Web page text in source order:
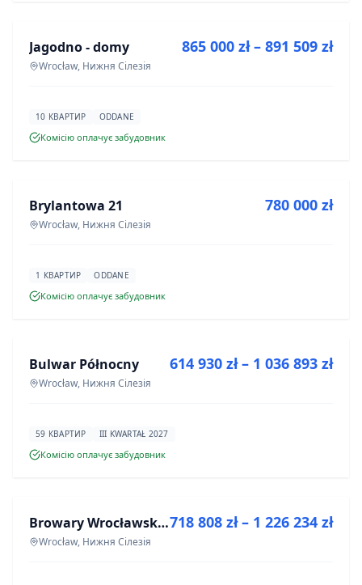
ІНВЕСТИЦІЯ
Jagodno - domy
Wrocław, Нижня Сілезія
865 000 zł – 891 509 zł
10 КВАРТИР ODDANE
Комісію оплачує забудовник
ІНВЕСТИЦІЯ
Brylantowa 21
Wrocław, Нижня Сілезія
780 000 zł
1 КВАРТИР ODDANE
Комісію оплачує забудовник
ІНВЕСТИЦІЯ
Bulwar Północny
Wrocław, Нижня Сілезія
614 930 zł – 1 036 893 zł
59 КВАРТИР III KWARTAŁ 2027
Комісію оплачує забудовник
ІНВЕСТИЦІЯ Browary Wrocławskie bud BR1, BR2
Wrocław, Нижня Сілезія
718 808 zł – 1 226 234 zł